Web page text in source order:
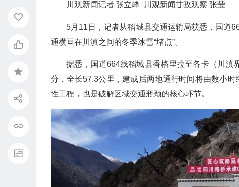
川观新闻记者 张立峰 川观新闻甘孜观察 张莹
5月11日，记者从稻城县交通运输局获悉，国道
通横亘在川滇之间的冬季冰雪“堵点”。
据悉，国道664线稻城县香格里拉至各卡（川滇
分，全长57.3公里，建成后两地通行时间将由数小
性工程，也是破解区域交通瓶颈的核心环节。